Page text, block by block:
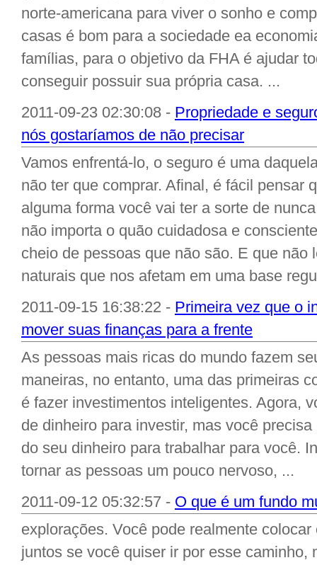
norte-americana para viver o sonho e
casas é bom para a sociedade ea
famílias, para o objetivo da FHA é ajudar
conseguir possuir sua própria casa. ...
2011-09-23 02:30:08 - Propriedade e
nós gostaríamos de não precisar
Vamos enfrentá-lo, o seguro é uma
não ter que comprar. Afinal, é fácil pensar
alguma forma você vai ter a sorte de
não importa o quão cuidadosa e
cheio de pessoas que não são. E que não
naturais que nos afetam em uma base
2011-09-15 16:38:22 - Primeira vez que o
mover suas finanças para a frente
As pessoas mais ricas do mundo fazem
maneiras, no entanto, uma das primeiras
é fazer investimentos inteligentes. Agora,
de dinheiro para investir, mas você
do seu dinheiro para trabalhar para você.
tornar as pessoas um pouco nervoso, ...
2011-09-12 05:32:57 - O que é um fundo
explorações. Você pode realmente
juntos se você quiser ir por esse caminho,